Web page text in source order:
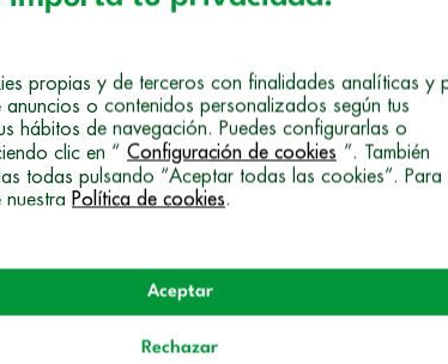
sino en transformar, mejorar y
y cómodos. Esto incluye
tabiques, diseñar la iluminación,
¿A que parece más complicado
también es algo fascinante.
pero ¡ojo! De nuevo, no es tan
de tendencias y materiales, saber
Algo que solo un decorador e
propias y de terceros con finalidades analíticas y
anuncios o contenidos personalizados según tus
hábitos de navegación. Puedes configurarlas o
clic en “ Configuración de cookies ”. También
todas pulsando “Aceptar todas las cookies”. Para
Política de cookies.
Aceptar
Rechazar